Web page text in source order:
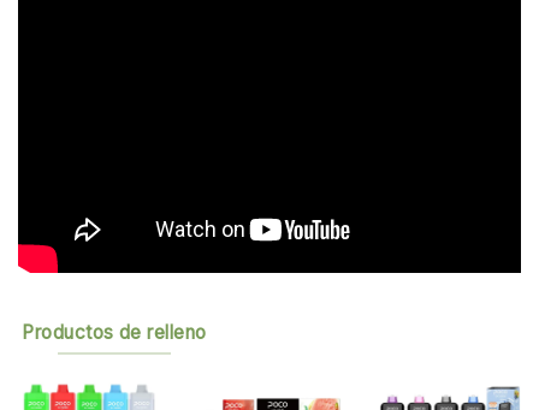
Productos de relleno